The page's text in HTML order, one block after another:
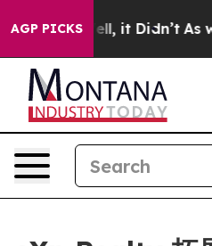
AGP PICKS
Well, it Didn’t As war